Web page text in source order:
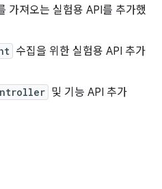
가져오는 실험용 API를 추가했
수집을 위한 실험용 API 추가
및 기능 API 추가